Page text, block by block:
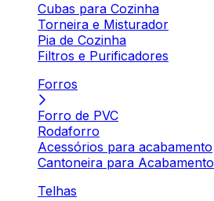
Cubas para Cozinha
Torneira e Misturador
Pia de Cozinha
Filtros e Purificadores
Forros
Forro de PVC
Rodaforro
Acessórios para acabamento
Cantoneira para Acabamento
Telhas